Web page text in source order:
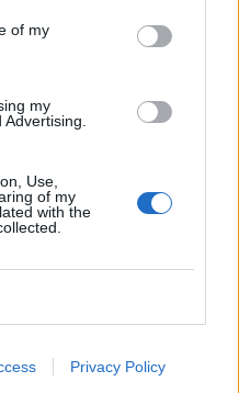
of my
my
Use,
of my
with the
Privacy Policy
του στην ΑΙ με
πλειοψηφικού
17:45
από τον ΕΦΕΤ –
ζελεδάκια